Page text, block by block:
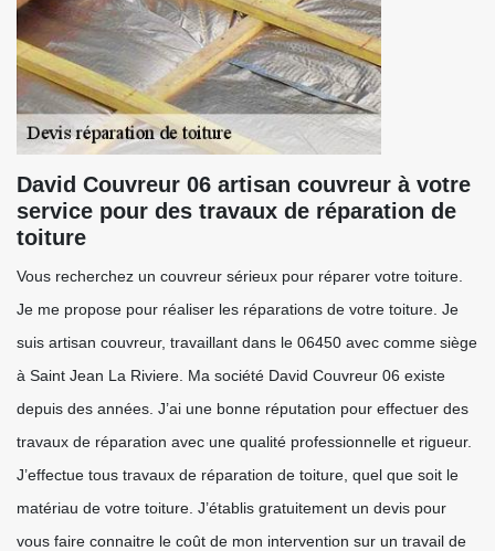
David Couvreur 06 artisan couvreur à votre
service pour des travaux de réparation de
toiture
Vous recherchez un couvreur sérieux pour réparer votre toiture.
Je me propose pour réaliser les réparations de votre toiture. Je
suis artisan couvreur, travaillant dans le 06450 avec comme siège
à Saint Jean La Riviere. Ma société David Couvreur 06 existe
depuis des années. J’ai une bonne réputation pour effectuer des
travaux de réparation avec une qualité professionnelle et rigueur.
J’effectue tous travaux de réparation de toiture, quel que soit le
matériau de votre toiture. J’établis gratuitement un devis pour
vous faire connaitre le coût de mon intervention sur un travail de